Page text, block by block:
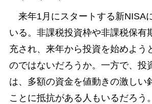
来年1月にスタートする新NISA
いる。非課税投資枠や非課税保有
充され、来年から投資を始めよう
のではないだろうか。一方で、投
は、多額の資金を値動きの激しい
ことに抵抗がある人もいるだろう